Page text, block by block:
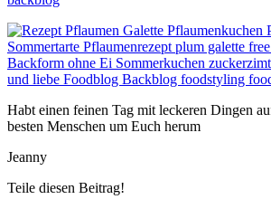
Habt einen feinen Tag mit leckeren Dingen
besten Menschen um Euch herum
Jeanny
Teile diesen Beitrag!